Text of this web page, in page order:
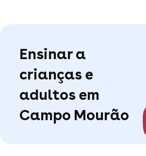
Ensinar a
crianças e
adultos em
Campo Mourão